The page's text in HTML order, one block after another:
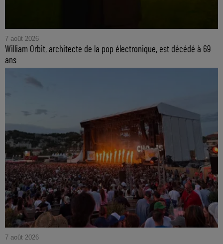
7 août 2026
William Orbit, architecte de la pop électronique, est décédé à 69
ans
7 août 2026